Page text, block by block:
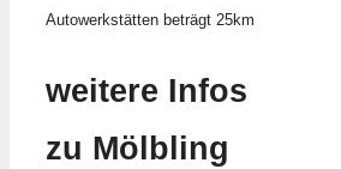
Autowerkstätten beträgt 25km
weitere Infos
zu Mölbling